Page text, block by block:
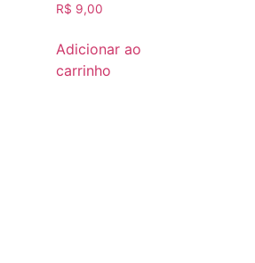
R$ 9,00
Adicionar ao
carrinho